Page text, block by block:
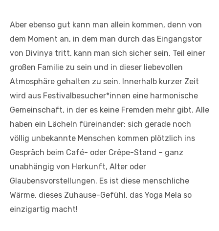
Aber ebenso gut kann man allein kommen, denn von
dem Moment an, in dem man durch das Eingangstor
von Divinya tritt, kann man sich sicher sein, Teil einer
großen Familie zu sein und in dieser liebevollen
Atmosphäre gehalten zu sein. Innerhalb kurzer Zeit
wird aus Festivalbesucher*innen eine harmonische
Gemeinschaft, in der es keine Fremden mehr gibt. Alle
haben ein Lächeln füreinander; sich gerade noch
völlig unbekannte Menschen kommen plötzlich ins
Gespräch beim Café- oder Crêpe-Stand – ganz
unabhängig von Herkunft, Alter oder
Glaubensvorstellungen. Es ist diese menschliche
Wärme, dieses Zuhause-Gefühl, das Yoga Mela so
einzigartig macht!